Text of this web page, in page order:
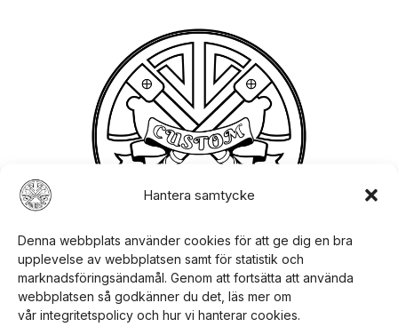
Hantera samtycke
Denna webbplats använder cookies för att ge dig en bra
upplevelse av webbplatsen samt för statistik och
marknadsföringsändamål. Genom att fortsätta att använda
webbplatsen så godkänner du det, läs mer om
vår integritetspolicy och hur vi hanterar cookies.
Unsere Integrität, sichere Einkäufe, blitzschnelle
Lieferungen und engagierter Kundenservice machen